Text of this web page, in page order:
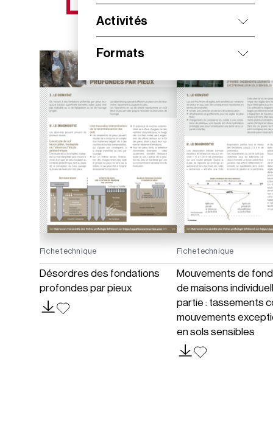
Activités
Formats
NOS NOUVEAUTÉS
Fiche technique
Désordres des fondations
profondes par pieux
Fiche technique
Mouvements de
de maisons
partie : tassements
mouvements
en sols sensibles